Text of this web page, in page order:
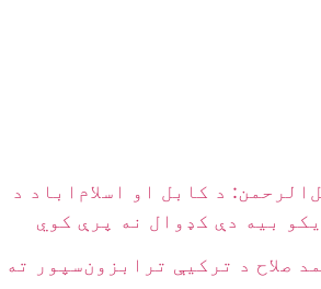
د کابل او اسلام‌اباد د
بیه دې کډوال نه پرې کوي
صلاح د ترکیې ترابزون‌سپور ته